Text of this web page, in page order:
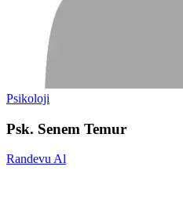
Psikoloji
Psk. Senem Temur
Randevu Al